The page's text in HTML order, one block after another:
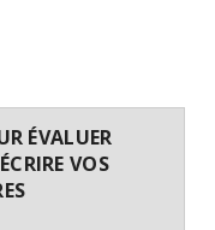
ÉVALUER
VOS